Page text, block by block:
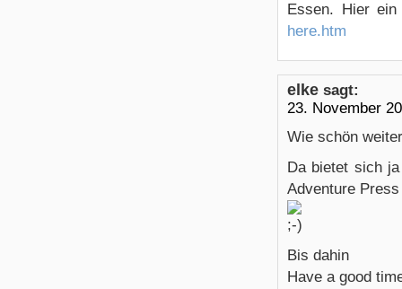
Essen. Hier
here.htm
elke sagt:
23. November
Wie schön
Da bietet sich
Adventure
Bis dahin
Have a good